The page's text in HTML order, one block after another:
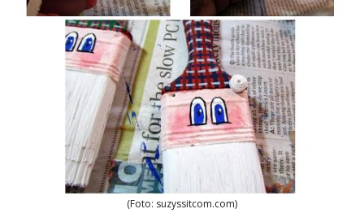
(Foto: suzyssitcom.com)